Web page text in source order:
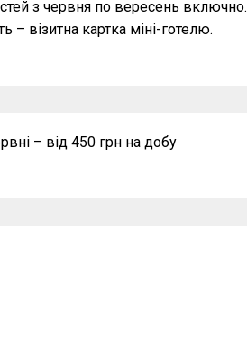
з червня по вересень включно.
– візитна картка міні-готелю.
– від 450 грн на добу